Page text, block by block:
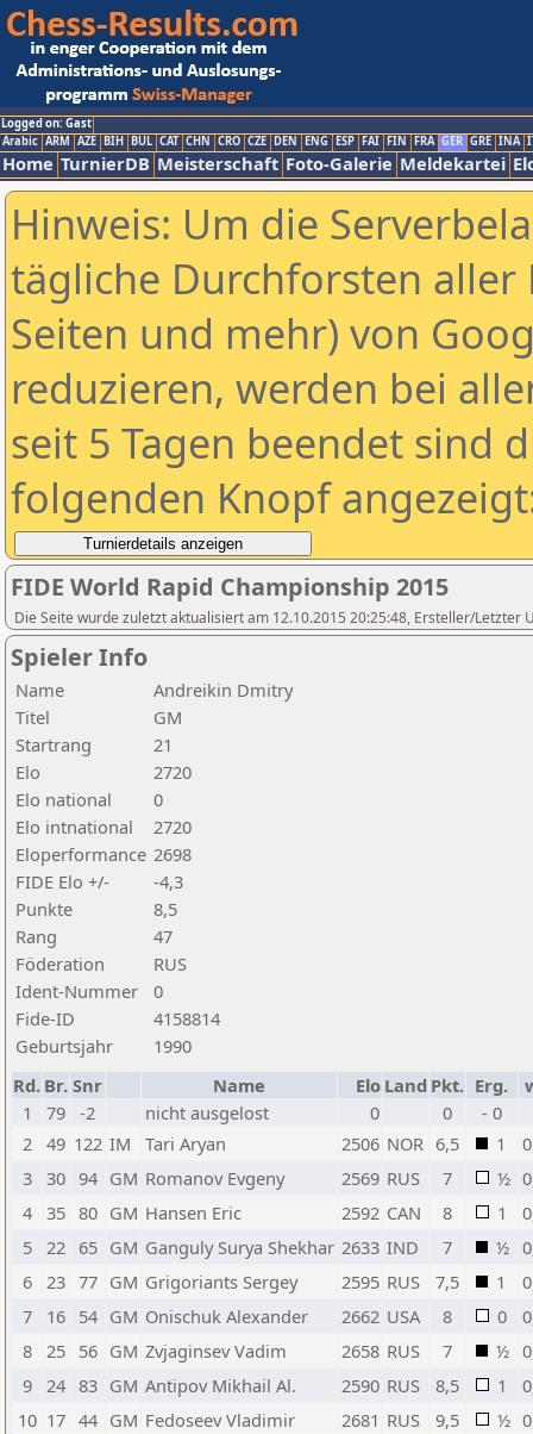
Logged on: Gast
Arabic ARM AZE BIH BUL CAT CHN CRO CZE DEN ENG ESP FAI FIN FRA GER GRE INA
Home TurnierDB Meisterschaft Foto-Galerie Meldekartei
Hinweis: Um die
tägliche Durchforsten aller
Seiten und mehr) von
reduzieren, werden bei
seit 5 Tagen beendet sind
folgenden Knopf
FIDE World Rapid Championship 2015
Die Seite wurde zuletzt aktualisiert am 12.10.2015 20:25:48, Ersteller/Letzter
Spieler Info
Name
Andreikin Dmitry
Titel
GM
Startrang
21
Elo
2720
Elo national
0
Elo intnational
2720
Eloperformance 2698
FIDE Elo +/-
-4,3
Punkte
8,5
Rang
47
Föderation
RUS
Ident-Nummer
0
Fide-ID
4158814
Geburtsjahr
1990
Rd. Br. Snr Name Elo Land Pkt. Erg.
1
79 -2 nicht ausgelost 0 0
- 0
2
49 122 IM Tari Aryan 2506 NOR 6,5 1
3
30 94 GM Romanov Evgeny 2569 RUS 7 ½
4
35 80 GM Hansen Eric 2592 CAN 8 1
5
22 65 GM Ganguly Surya Shekhar 2633 IND 7 ½
6
23 77 GM Grigoriants Sergey 2595 RUS 7,5 1
7
16 54 GM Onischuk Alexander 2662 USA 8 0
8
25 56 GM Zvjaginsev Vadim 2658 RUS 7 ½
9
24 83 GM Antipov Mikhail Al. 2590 RUS 8,5 1
10 17 44 GM Fedoseev Vladimir 2681 RUS 9,5 ½